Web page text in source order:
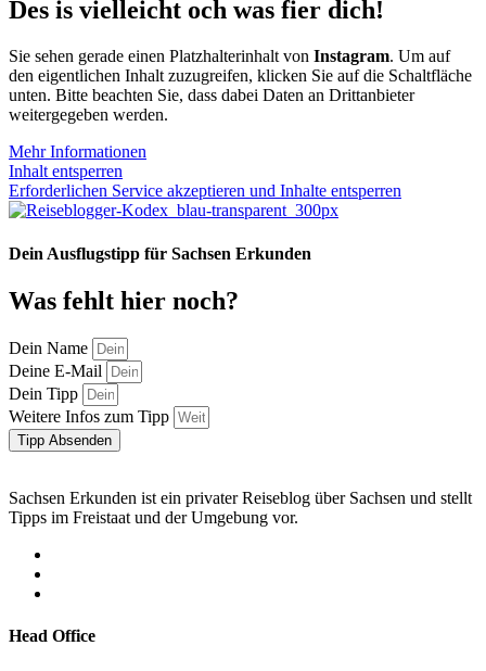
Des is vielleicht och was fier dich!
Sie sehen gerade einen Platzhalterinhalt von Instagram. Um auf
den eigentlichen Inhalt zuzugreifen, klicken Sie auf die Schaltfläche
unten. Bitte beachten Sie, dass dabei Daten an Drittanbieter
weitergegeben werden.
Mehr Informationen
Inhalt entsperren
Erforderlichen Service akzeptieren und Inhalte entsperren
Dein Ausflugstipp für Sachsen Erkunden
Was fehlt hier noch?
Dein Name
Deine E-Mail
Dein Tipp
Weitere Infos zum Tipp
Tipp Absenden
Sachsen Erkunden ist ein privater Reiseblog über Sachsen und stellt
Tipps im Freistaat und der Umgebung vor.
Head Office